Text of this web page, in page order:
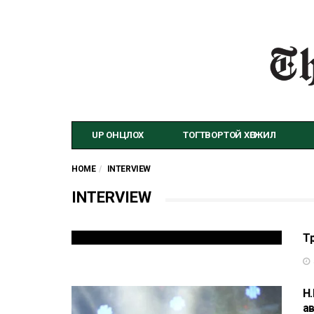
UP ОНЦЛОХ ТОГТВОРТОЙ ХӨГЖИЛ
HOME INTERVIEW
INTERVIEW